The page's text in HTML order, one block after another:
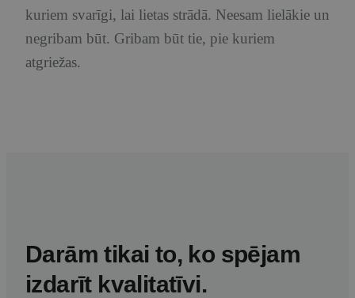
kuriem svarīgi, lai lietas strādā. Neesam lielākie un
negribam būt. Gribam būt tie, pie kuriem
atgriežas.
Darām tikai to, ko spējam
izdarīt kvalitatīvi.